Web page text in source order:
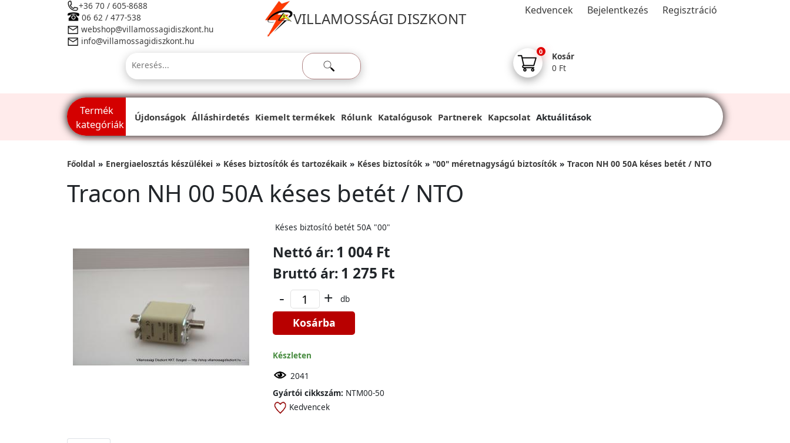
+36 70 / 605-8688
06 62 / 477-538
webshop@villamossagidiszkont.hu
info@villamossagidiszkont.hu
VILLAMOSSÁGI DISZKONT Kedvencek Bejelentkezés Regisztráció
0
Kosár
0 Ft
Termék
kategóriák
Újdonságok Álláshirdetés Kiemelt termékek Rólunk Katalógusok Partnerek Kapcsolat Aktuálitások
Főoldal Energiaelosztás készülékei Késes biztosítók és tartozékaik Késes biztosítók "00" méretnagyságú biztosítók Tracon NH 00 50A késes betét / NTO
Tracon NH 00 50A késes betét / NTO
Késes biztosító betét 50A "00"
Nettó ár:1 004 Ft
Bruttó ár:1 275 Ft
- + db
Kosárba
Készleten
2041
Gyártói cikkszám: NTM00-50
Kedvencek